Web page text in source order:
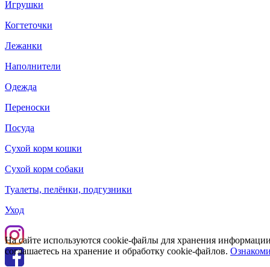
Игрушки
Когтеточки
Лежанки
Наполнители
Одежда
Переноски
Посуда
Сухой корм кошки
Сухой корм собаки
Туалеты, пелёнки, подгузники
Уход
На сайте используются cookie-файлы для хранения
соглашаетесь на хранение и обработку cookie-файлов.